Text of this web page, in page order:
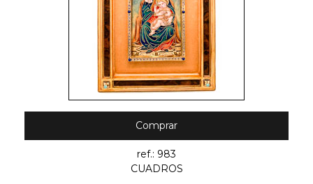
Comprar
ref.: 983
CUADROS